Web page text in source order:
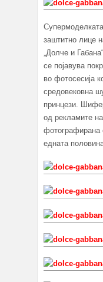
заштитно лице
„Долче и
се појавува
во фотосесија
средовековна
принцези.
од рекламите
фотографирана
едната